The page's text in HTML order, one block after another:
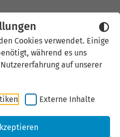
Cookies verwendet. Einige
während es uns
auf unserer
Externe Inhalte
Inhalt laden
auf unserer
Inhalte, um Ihnen
Informationen
externe Inhalte
Maps, Youtube)
Daten (z.B. IP-